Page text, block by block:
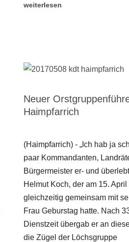
weiterlesen
Neuer
Haimpfarrich
(Haimpfarrich) - „Ich hab ja
paar Kommandanten,
Bürgermeister er- und
Helmut Koch, der am 15. April
gleichzeitig gemeinsam mit
Frau Geburstag hatte. Nach
Dienstzeit übergab er an
die Zügel der Löchsgruppe